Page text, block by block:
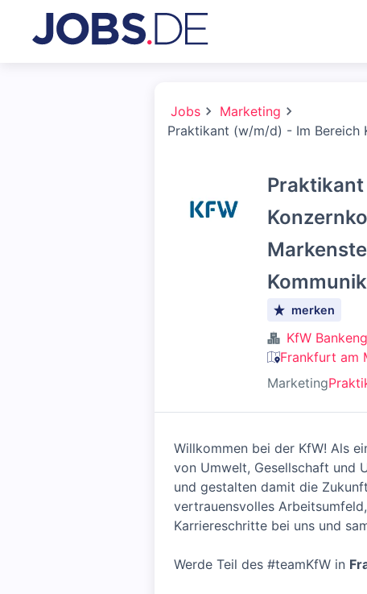
Jobs
Marketing
Praktikant (w/m/d) - Im Bereich
merken
KfW
Frankfurt am
Marketing
Willkommen bei der KfW! Als
von Umwelt, Gesellschaft und
und gestalten damit die
vertrauensvolles
Karriereschritte bei uns und
Werde Teil des #teamKfW in